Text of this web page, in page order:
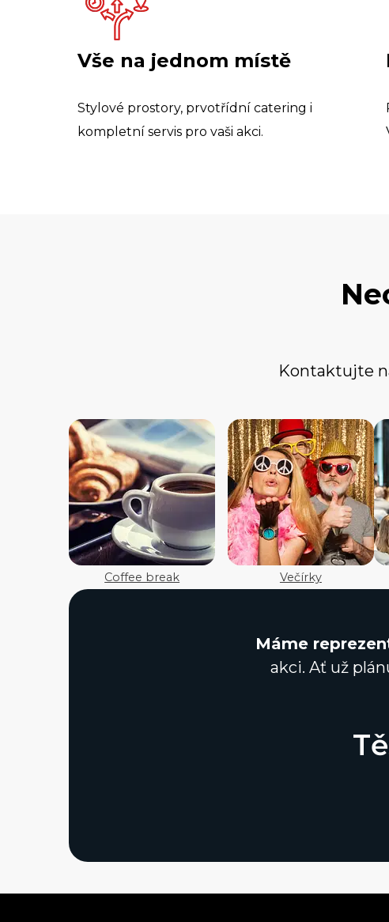
Vše na jednom místě
Stylové prostory, prvotřídní catering i
kompletní servis pro vaši akci.
Kontaktujte
Coffee break Večírky
Máme
akci. Ať už